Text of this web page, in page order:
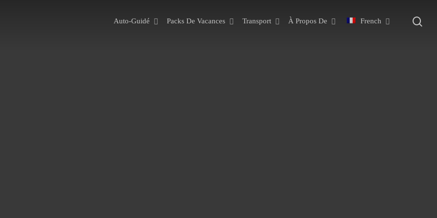
Auto-Guidé Packs De Vacances Transport À Propos De French